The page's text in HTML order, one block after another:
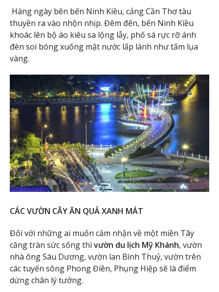
Hàng ngày bên bến Ninh Kiều, cảng Cần Thơ tàu
thuyền ra vào nhộn nhịp. Đêm đến, bến Ninh Kiều
khoác lên bộ áo kiêu sa lộng lẫy, phố sá rực rỡ ánh
đèn soi bóng xuống mặt nước lấp lánh như tấm lụa
vàng.
CÁC VƯỜN CÂY ĂN QUẢ XANH MÁT
Đối với những ai muốn cảm nhận về một miền Tây
căng tràn sức sống thìvườn du lịch Mỹ Khánh, vườn
nhà ông Sáu Dương, vườn lan Bình Thuỷ, vườn trên
các tuyến sông Phong Điền, Phụng Hiệp sẽ là điểm
dừng chân lý tưởng.